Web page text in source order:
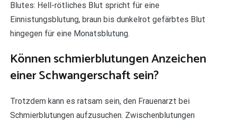
Blutes: Hell-rötliches Blut spricht für eine
Einnistungsblutung, braun bis dunkelrot gefärbtes Blut
hingegen für eine Monatsblutung.
Können schmierblutungen Anzeichen
einer Schwangerschaft sein?
Trotzdem kann es ratsam sein, den Frauenarzt bei
Schmierblutungen aufzusuchen. Zwischenblutungen